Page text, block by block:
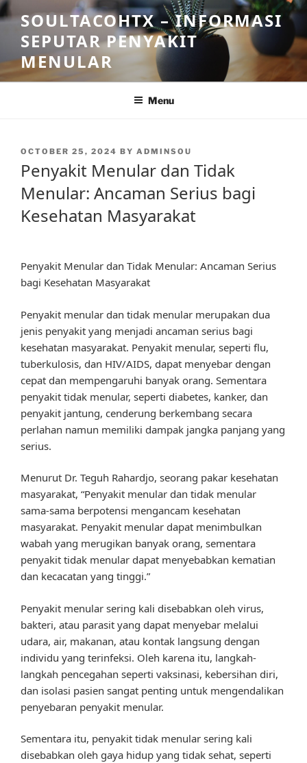
Skip
to
content
SOULTACOHTX – INFORMASI
SEPUTAR PENYAKIT
MENULAR
Menu
POSTED
OCTOBER 25, 2024 BY ADMINSOU
Penyakit Menular dan Tidak
Menular: Ancaman Serius bagi
Kesehatan Masyarakat
Penyakit Menular dan Tidak Menular: Ancaman Serius
bagi Kesehatan Masyarakat
Penyakit menular dan tidak menular merupakan dua
jenis penyakit yang menjadi ancaman serius bagi
kesehatan masyarakat. Penyakit menular, seperti flu,
tuberkulosis, dan HIV/AIDS, dapat menyebar dengan
cepat dan mempengaruhi banyak orang. Sementara
penyakit tidak menular, seperti diabetes, kanker, dan
penyakit jantung, cenderung berkembang secara
perlahan namun memiliki dampak jangka panjang yang
serius.
Menurut Dr. Teguh Rahardjo, seorang pakar kesehatan
masyarakat, “Penyakit menular dan tidak menular
sama-sama berpotensi mengancam kesehatan
masyarakat. Penyakit menular dapat menimbulkan
wabah yang merugikan banyak orang, sementara
penyakit tidak menular dapat menyebabkan kematian
dan kecacatan yang tinggi.”
Penyakit menular sering kali disebabkan oleh virus,
bakteri, atau parasit yang dapat menyebar melalui
udara, air, makanan, atau kontak langsung dengan
individu yang terinfeksi. Oleh karena itu, langkah-
langkah pencegahan seperti vaksinasi, kebersihan diri,
dan isolasi pasien sangat penting untuk mengendalikan
penyebaran penyakit menular.
Sementara itu, penyakit tidak menular sering kali
disebabkan oleh gaya hidup yang tidak sehat, seperti